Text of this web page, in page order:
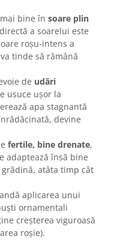
bine în soare plin
a soarelui este
roșu-intens a
tinde să rămână
de udări
usuce ușor la
apa stagnantă
devine
fertile, bine drenate,
adaptează însă bine
atâta timp cât
aplicarea unui
ornamentali
creșterea viguroasă
roșie).